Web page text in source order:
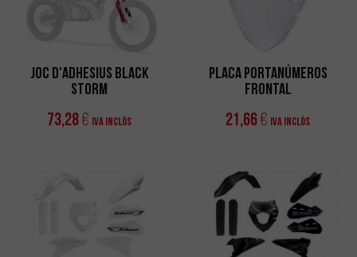
Joc d'Adhesius Black
Storm
73,28€ IVA Inclòs
Placa Portanúmeros
Frontal
21,66€ IVA Inclòs